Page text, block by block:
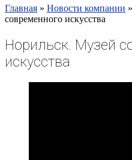
Главная » Новости компании »
современного искусства
Норильск. Музей
искусства